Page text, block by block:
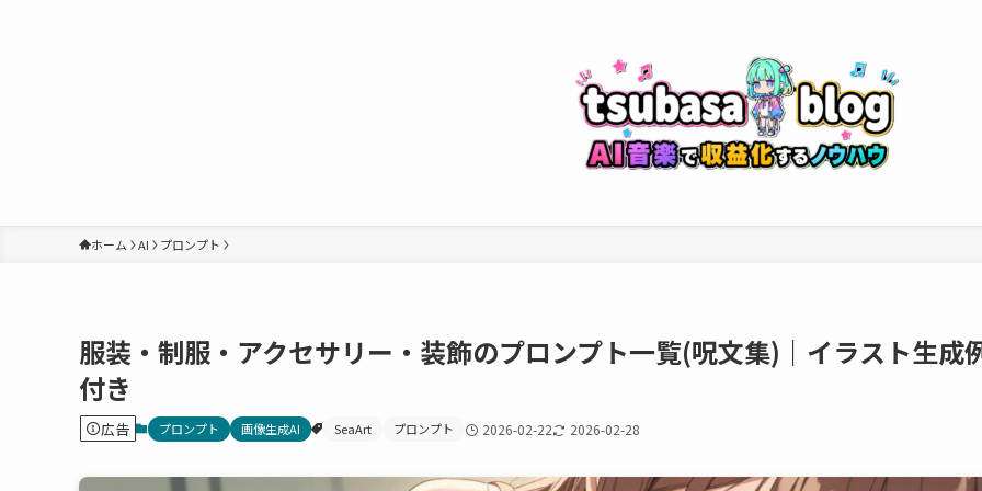
ホーム AI プロンプト
服装・制服・アクセサリー・装飾のプロンプト一覧(呪文集)｜イラスト生成
付き
広告 プロンプト 画像生成AI SeaArt プロンプト 2026-02-22 2026-02-28